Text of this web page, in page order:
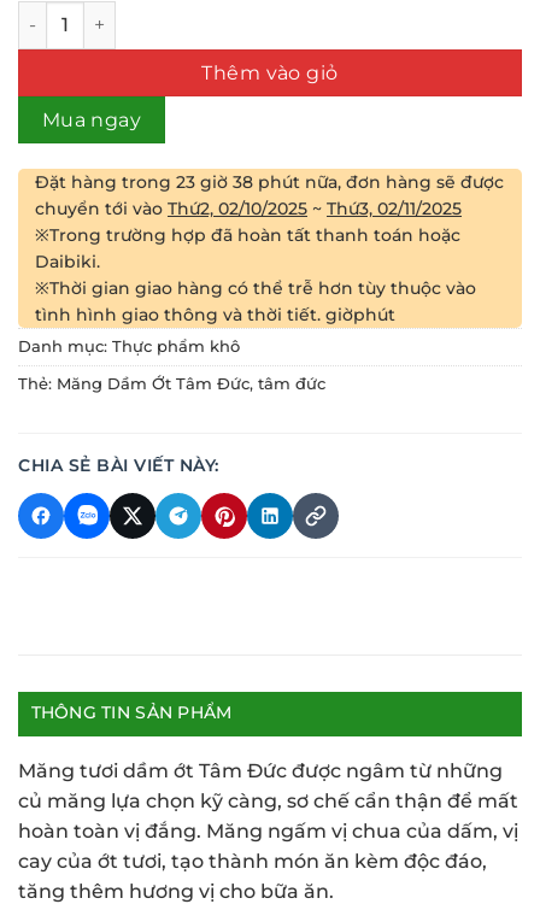
Măng Dầm Ớt Tâm Đức số lượng
Thêm vào giỏ
Mua ngay
Đặt hàng trong 23 giờ 38 phút nữa, đơn hàng sẽ được
chuyển tới vào Thứ2, 02/10/2025 ~ Thứ3, 02/11/2025
※Trong trường hợp đã hoàn tất thanh toán hoặc
Daibiki.
※Thời gian giao hàng có thể trễ hơn tùy thuộc vào
tình hình giao thông và thời tiết. giờphút
Danh mục: Thực phẩm khô
Thẻ: Măng Dầm Ớt Tâm Đức, tâm đức
CHIA SẺ BÀI VIẾT NÀY:
THÔNG TIN SẢN PHẨM
Măng tươi dầm ớt Tâm Đức được ngâm từ những
củ măng lựa chọn kỹ càng, sơ chế cẩn thận để mất
hoàn toàn vị đắng. Măng ngấm vị chua của dấm, vị
cay của ớt tươi, tạo thành món ăn kèm độc đáo,
tăng thêm hương vị cho bữa ăn.